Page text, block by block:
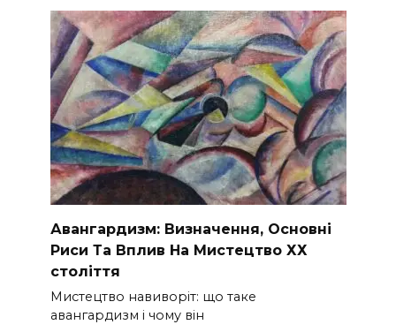
Авангардизм: Визначення, Основні
Риси Та Вплив На Мистецтво ХХ
століття
Мистецтво навиворіт: що таке
авангардизм і чому він